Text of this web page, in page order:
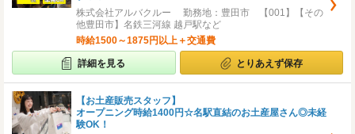
株式会社アルバクルー 勤務地：豊田市 【001】【その
他豊田市】名鉄三河線 越戸駅など
時給1500～1875円以上＋交通費
詳細を見る とりあえず保存
【お土産販売スタッフ】
オープニング時給1400円☆名駅直結のお土産屋さん◎未経
験OK！